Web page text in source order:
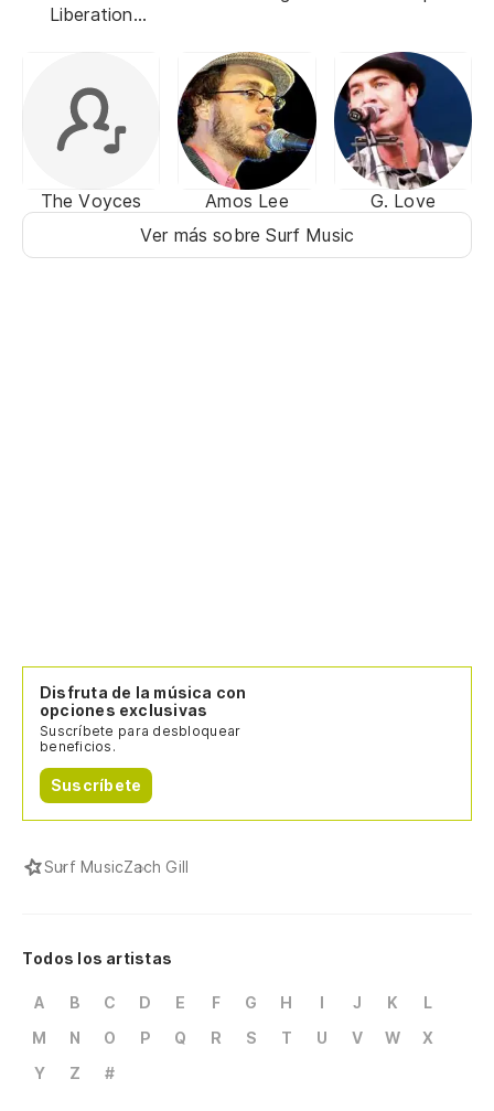
Liberation
The Voyces Amos Lee
G. Love
Ver más sobre Surf Music
Disfruta de la música con
opciones exclusivas
Suscríbete para desbloquear
beneficios.
Suscríbete
Surf MusicZach Gill
Todos los artistas
A B C D E F G H I J K
L
M
N O P Q R S T U V W
X
Y
Z #